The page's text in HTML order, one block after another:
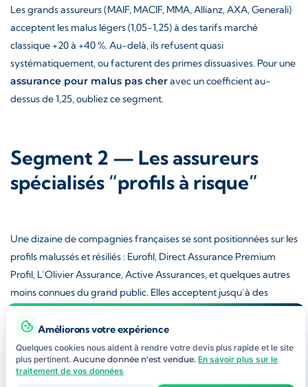
Les grands assureurs (MAIF, MACIF, MMA, Allianz, AXA, Generali)
acceptent les malus légers (1,05-1,25) à des tarifs marché
classique +20 à +40 %. Au-delà, ils refusent quasi
systématiquement, ou facturent des primes dissuasives. Pour une
assurance pour malus pas cheravec un coefficient au-
dessus de 1,25, oubliez ce segment.
Segment 2 — Les assureurs
spécialisés “profils à risque”
Une dizaine de compagnies françaises se sont positionnées sur les
profils malussés et résiliés : Eurofil, Direct Assurance Premium
Profil, L’Olivier Assurance, Active Assurances, et quelques autres
moins connues du grand public. Elles acceptent jusqu’à des
coefficients de 2,00-2,44 et proposent des grilles tarifaires plus
compétitives sur ce segment. Uneassurance pour malus pas
chervia ces acteurs coûte typiquement 30-50 % moins cher
qu’un grand assureur traditionnel.
Améliorons votre expérience
Quelques cookies nous aident à rendre votre devis plus rapide et le site
plus pertinent. Aucune donnée n'est vendue. En savoir plus sur le
traitement de vos données